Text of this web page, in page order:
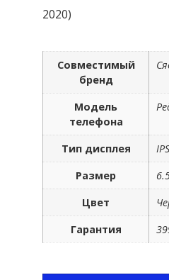
2020)
Совместимый
бренд
Модель
телефона
Тип дисплея
Размер
Цвет
Гарантия